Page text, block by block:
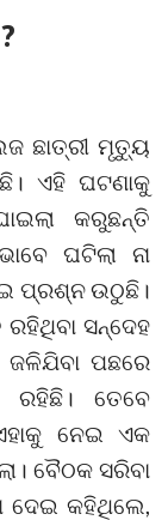
ଛାତ୍ରୀ ମୃତ୍ୟୁ
ଏହି ଘଟଣାକୁ
କରୁଛନ୍ତି
ଘଟିଲା ନା
ପ୍ରଶ୍ନ ଉଠୁଛି।
ରହିଥିବା ସନ୍ଦେହ
ଜଳିଯିବା ପଛରେ
ରହିଛି। ତେବେ
ନେଇ ଏକ
ବୈଠକ ସରିବା
ଦେଇ କହିଥିଲେ,